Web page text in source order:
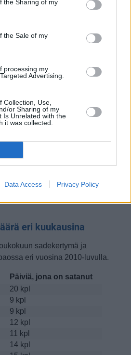
the Sharing of my
the Sale of my
processing my
Advertising.
Collection, Use,
or Sharing of my
Is Unrelated with the
it was collected.
Data Access Privacy Policy
12 kpl 11 kpl
Miten paljon Bilbaossa
Kesäkuussa
eri kuukausina
sadekertymä ja
eri vuosina 2010-luvulla.
Päiviä, jona on satanut
20 kpl
9 kpl
9 kpl
12 kpl
11 kpl
14 kpl